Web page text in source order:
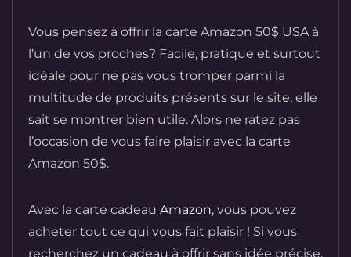
Vous pensez à offrir la carte Amazon 50$ USA à
l’un de vos proches? Facile, pratique et surtout
idéale pour ne pas vous tromper parmi la
multitude de produits présents sur le site, elle
sait se montrer bien utile. Alors ne ratez pas
l’occasion de vous faire plaisir avec la carte
Amazon 50$.
Avec la carte cadeau Amazon, vous pouvez
acheter tout ce qui vous fait plaisir ! Si vous
recherchez un cadeau à offrir sans idée précise,